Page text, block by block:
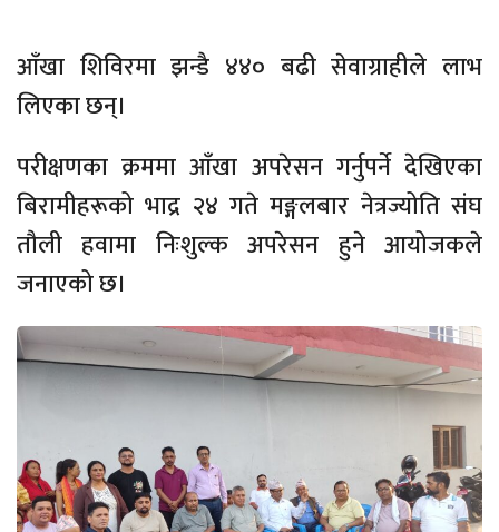
आँखा शिविरमा झन्डै ४४० बढी सेवाग्राहीले लाभ
लिएका छन्।
परीक्षणका क्रममा आँखा अपरेसन गर्नुपर्ने देखिएका
बिरामीहरूको भाद्र २४ गते मङ्गलबार नेत्रज्योति संघ
तौली हवामा निःशुल्क अपरेसन हुने आयोजकले
जनाएको छ।